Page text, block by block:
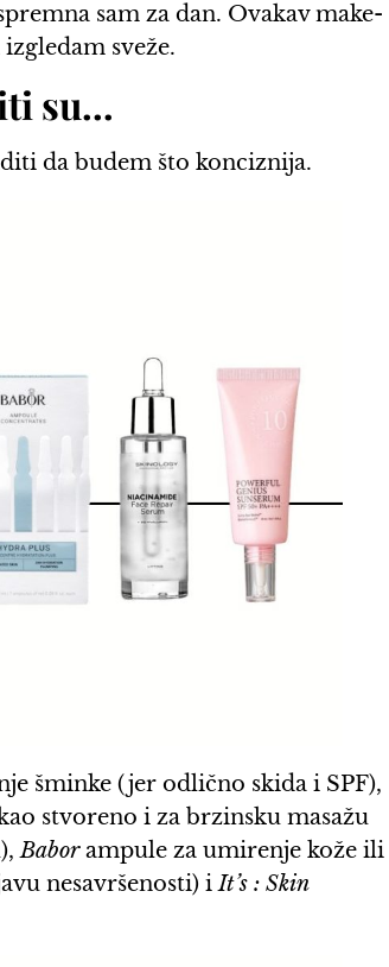
sam za dan. Ovakav make-
sveže.
su…
da budem što konciznija.
šminke (jer odlično skida i SPF),
stvoreno i za brzinsku masažu
Baborampule za umirenje kože ili
nesavršenosti) iIt’s : Skin